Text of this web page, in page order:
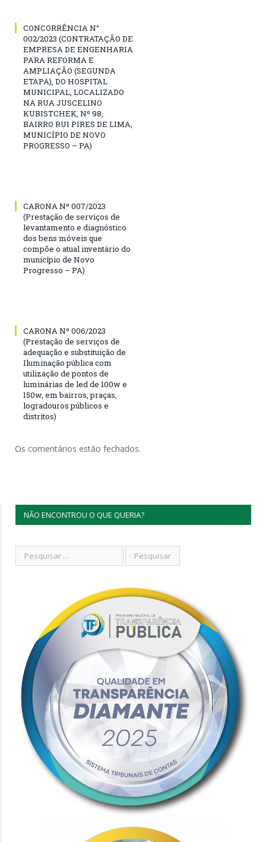
CONCORRÊNCIA N°
002/2023 (CONTRATAÇÃO DE
EMPRESA DE ENGENHARIA
PARA REFORMA E
AMPLIAÇÃO (SEGUNDA
ETAPA), DO HOSPITAL
MUNICIPAL, LOCALIZADO
NA RUA JUSCELINO
KUBISTCHEK, Nº 98,
BAIRRO RUI PIRES DE LIMA,
MUNICÍPIO DE NOVO
PROGRESSO – PA)
CARONA Nº 007/2023
(Prestação de serviços de
levantamento e diagnóstico
dos bens móveis que
compõe o atual inventário do
município de Novo
Progresso – PA)
CARONA Nº 006/2023
(Prestação de serviços de
adequação e substituição de
Iluminação pública com
utilização de pontos de
luminárias de led de 100w e
150w, em bairros, praças,
logradouros públicos e
distritos)
Os comentários estão fechados.
NÃO ENCONTROU O QUE QUERIA?